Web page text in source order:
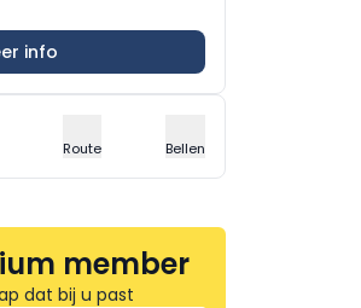
info
Route Bellen
member
dat bij u past